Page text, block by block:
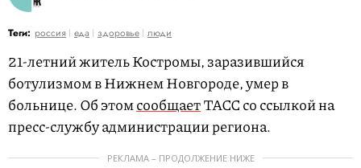
Теги: россия еда здоровье люди
21-летний житель Костромы, заразившийся
ботулизмом в Нижнем Новгороде, умер в
больнице. Об этомсообщаетТАСС со ссылкой на
пресс-службу администрации региона.
РЕКЛАМА – ПРОДОЛЖЕНИЕ НИЖЕ